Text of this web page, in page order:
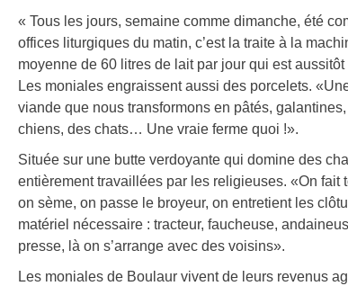
« Tous les jours, semaine comme dimanche, été
offices liturgiques du matin, c’est la traite à la
moyenne de 60 litres de lait par jour qui est
Les moniales engraissent aussi des porcelets.
viande que nous transformons en pâtés,
chiens, des chats… Une vraie ferme quoi !».
Située sur une butte verdoyante qui domine des
entièrement travaillées par les religieuses. «On fait
on sème, on passe le broyeur, on entretient les
matériel nécessaire : tracteur, faucheuse,
presse, là on s’arrange avec des voisins».
Les moniales de Boulaur vivent de leurs revenus